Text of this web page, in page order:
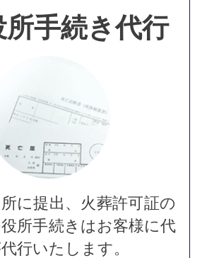
所手続き代行
に提出、火葬許可証の
所手続きはお客様に代
行いたします。